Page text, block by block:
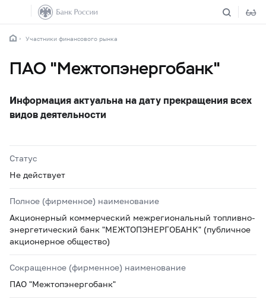
Участники финансового рынка
ПАО "Межтопэнергобанк"
Информация актуальна на дату прекращения всех
видов деятельности
Статус
Не действует
Полное (фирменное) наименование
Акционерный коммерческий межрегиональный топливно-
энергетический банк "МЕЖТОПЭНЕРГОБАНК" (публичное
акционерное общество)
Сокращенное (фирменное) наименование
ПАО "Межтопэнергобанк"